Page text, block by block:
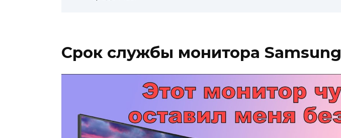
Срок службы монитора Samsung